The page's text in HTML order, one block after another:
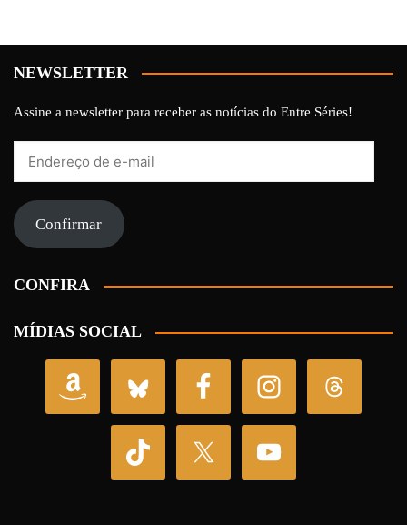
NEWSLETTER
Assine a newsletter para receber as notícias do Entre Séries!
mail Confirmar
CONFIRA
MÍDIAS SOCIAL